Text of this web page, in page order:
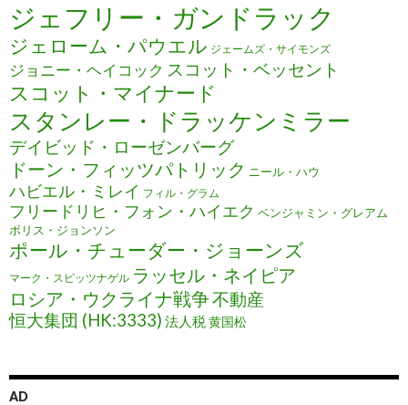
ジェフリー・ガンドラック
ジェローム・パウエル ジェームズ・サイモンズ
ジョニー・ヘイコック スコット・ベッセント
スコット・マイナード
スタンレー・ドラッケンミラー
デイビッド・ローゼンバーグ
ドーン・フィッツパトリック ニール・ハウ
ハビエル・ミレイ フィル・グラム
フリードリヒ・フォン・ハイエク ベンジャミン・グレアム
ボリス・ジョンソン
ポール・チューダー・ジョーンズ
マーク・スピッツナゲル ラッセル・ネイピア
ロシア・ウクライナ戦争不動産
恒大集団 (HK:3333) 法人税黄国松
AD